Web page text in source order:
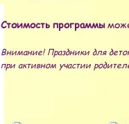
Стоимость программы
Внимание! Праздники для
при активном участии